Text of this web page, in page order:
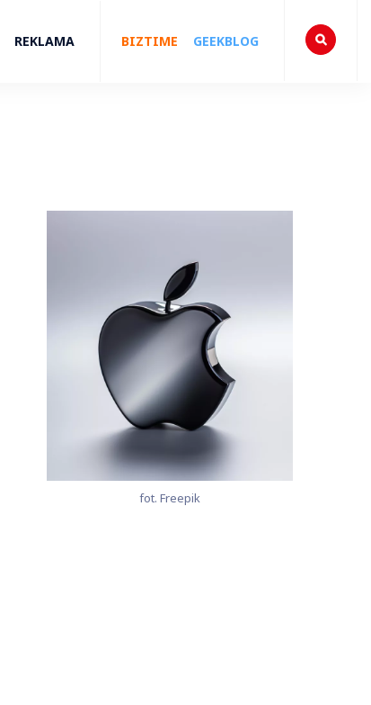
REKLAMA BIZTIME GEEKBLOG
fot. Freepik